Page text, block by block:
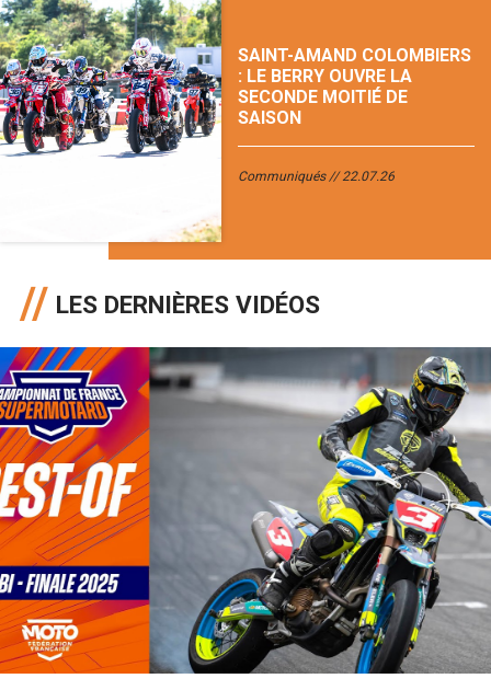
SAINT-AMAND COLOMBIERS
: LE BERRY OUVRE LA
SECONDE MOITIÉ DE
SAISON
Communiqués 22.07.26
LES DERNIÈRES VIDÉOS